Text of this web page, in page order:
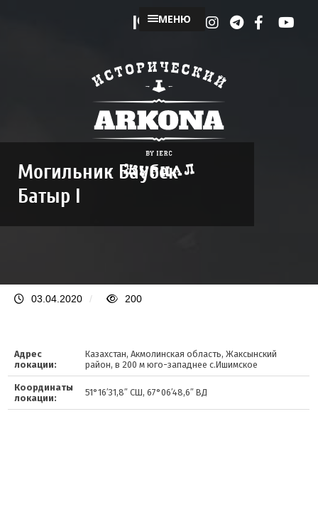
МЕНЮ
Могильник Баубек
Батыр I
03.04.2020 / 200
Адрес
локации:
Казахстан, Акмолинская область, Жаксынский
район, в 200 м юго-западнее с.Ишимское
Координаты
локации:
51°16′31,8″ СШ, 67°06′48,6″ ВД